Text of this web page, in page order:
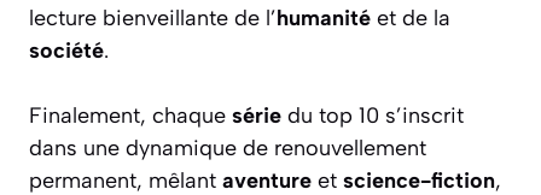
lecture bienveillante de l’humanité et de la
société.
Finalement, chaque série du top 10 s’inscrit
dans une dynamique de renouvellement
permanent, mêlant aventure et science-fiction,